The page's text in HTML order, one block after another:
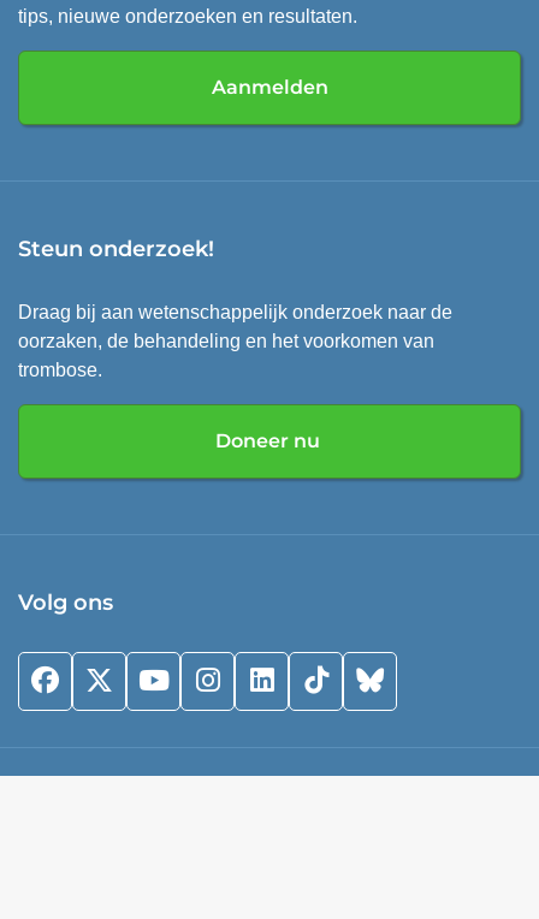
tips, nieuwe onderzoeken en resultaten.
Aanmelden
Steun onderzoek!
Draag bij aan wetenschappelijk onderzoek naar de
oorzaken, de behandeling en het voorkomen van
trombose.
Doneer nu
Volg ons